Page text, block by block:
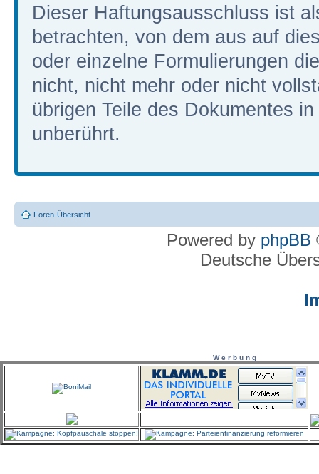
Dieser Haftungsausschluss ist
betrachten, von dem aus auf
oder einzelne Formulierungen
nicht, nicht mehr oder nicht
übrigen Teile des Dokumentes
unberührt.
Foren-Übersicht
Powered by phpBB
Deutsche
W e r b u n g